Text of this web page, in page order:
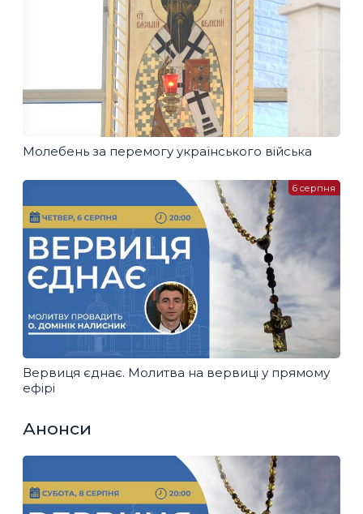
Молебень за перемогу українського війська
Вервиця єднає. Молитва на вервиці у прямому
ефірі
6 серпня
Анонси